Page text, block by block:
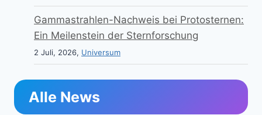
Gammastrahlen-Nachweis bei Protosternen:
Ein Meilenstein der Sternforschung
2 Juli, 2026, Universum
Alle News